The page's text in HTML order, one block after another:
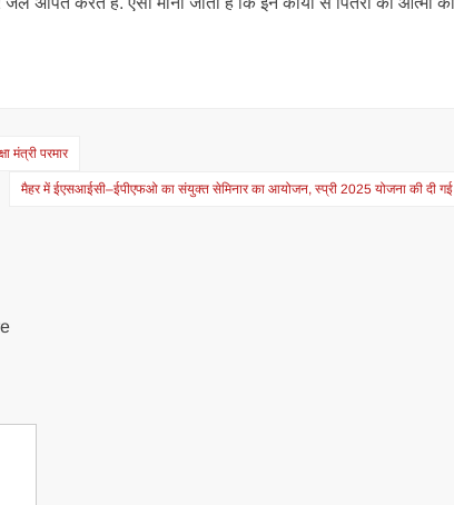
मंत्री परमार
मैहर में ईएसआईसी–ईपीएफओ का संयुक्त सेमिनार का आयोजन, स्प्री 2025 योजना की दी गई